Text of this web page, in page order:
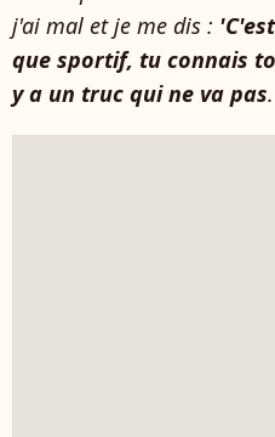
j'ai mal et je me dis :
que sportif, tu connais
y a un truc qui ne va pas